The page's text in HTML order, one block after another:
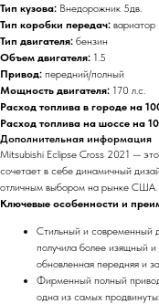
Тип кузова: Внедорожник 5дв.
Тип коробки передач: вариатор
Тип двигателя: бензин
Объем двигателя: 1.5
Привод: передний/полный
Мощность двигателя: 170 л.с.
Расход топлива в городе на
Расход топлива на шоссе на
Дополнительная информация
Mitsubishi Eclipse Cross 2021 —
сочетает в себе динамичный
отличным выбором на рынке США.
Ключевые особенности и
Стильный и современный
получила более изящный
обновленная передняя и
Фирменный полный
одна из самых